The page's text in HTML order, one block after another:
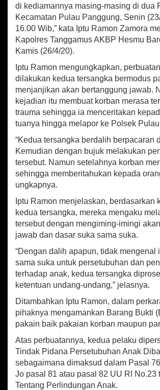
di kediamannya masing-masing di dua
Kecamatan Pulau Panggung, Senin
16.00 Wib,” kata Iptu Ramon Zamora
Kapolres Tanggamus AKBP Hesmu
Kamis (26/4/20).
Iptu Ramon mengungkapkan,
dilakukan kedua tersangka bermodus
menjanjikan akan bertanggung jawab.
kejadian itu membuat korban merasa
trauma sehingga ia menceritakan
tuanya hingga melapor ke Polsek
“Kedua tersangka berdalih berpacaran
Kemudian dengan bujuk melakukan
tersebut. Namun setelahnya korban
sehingga memberitahukan kepada
ungkapnya.
Iptu Ramon menjelaskan, berdasarkan
kedua tersangka, mereka mengaku
tersebut dengan mengiming-imingi
jawab dan dasar suka sama suka.
“Dengan dalih apapun, tidak mengenal
sama suka untuk persetubuhan dan
terhadap anak, kedua tersangka
ketentuan undang-undang,” jelasnya.
Ditambahkan Iptu Ramon, dalam
pihaknya mengamankan Barang Bukti
pakain baik pakaian korban maupun
Atas perbuatannya, kedua pelaku
Tindak Pidana Persetubuhan Anak
sebagaimana dimaksud dalam Pasal
Jo pasal 81 atau pasal 82 UU RI No.23
Tentang Perlindungan Anak.